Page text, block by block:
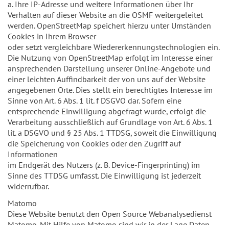
a. Ihre IP-Adresse und weitere Informationen über Ihr
Verhalten auf dieser Website an die OSMF weitergeleitet
werden. OpenStreetMap speichert hierzu unter Umständen
Cookies in Ihrem Browser
oder setzt vergleichbare Wiedererkennungstechnologien ein.
Die Nutzung von OpenStreetMap erfolgt im Interesse einer
ansprechenden Darstellung unserer Online-Angebote und
einer leichten Auffindbarkeit der von uns auf der Website
angegebenen Orte. Dies stellt ein berechtigtes Interesse im
Sinne von Art. 6 Abs. 1 lit. f DSGVO dar. Sofern eine
entsprechende Einwilligung abgefragt wurde, erfolgt die
Verarbeitung ausschließlich auf Grundlage von Art. 6 Abs. 1
lit. a DSGVO und § 25 Abs. 1 TTDSG, soweit die Einwilligung
die Speicherung von Cookies oder den Zugriff auf
Informationen
im Endgerät des Nutzers (z. B. Device-Fingerprinting) im
Sinne des TTDSG umfasst. Die Einwilligung ist jederzeit
widerrufbar.
Matomo
Diese Website benutzt den Open Source Webanalysedienst